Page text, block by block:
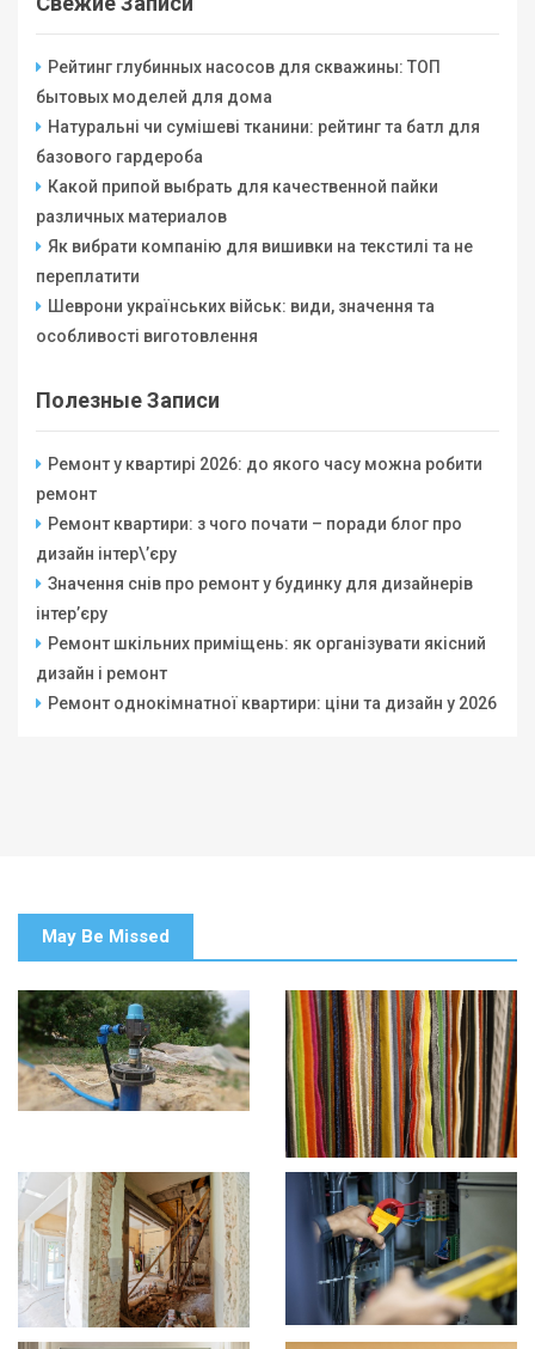
Рейтинг глубинных насосов для скважины: ТОП
бытовых моделей для дома
Натуральні чи сумішеві тканини: рейтинг та батл для
базового гардероба
Какой припой выбрать для качественной пайки
различных материалов
Як вибрати компанію для вишивки на текстилі та не
переплатити
Шеврони українських військ: види, значення та
особливості виготовлення
Полезные Записи
Ремонт у квартирі 2026: до якого часу можна робити
ремонт
Ремонт квартири: з чого почати – поради блог про
дизайн інтер\’єру
Значення снів про ремонт у будинку для дизайнерів
інтер’єру
Ремонт шкільних приміщень: як організувати якісний
дизайн і ремонт
Ремонт однокімнатної квартири: ціни та дизайн у 2026
May Be Missed